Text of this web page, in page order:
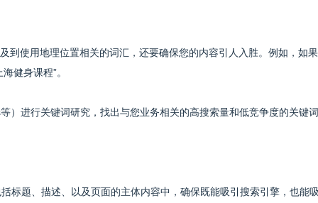
到使用地理位置相关的词汇，还要确保您的内容引人入胜。例如，如
健身课程”。
）进行关键词研究，找出与您业务相关的高搜索量和低竞争度的关键
标题、描述、以及页面的主体内容中，确保既能吸引搜索引擎，也能